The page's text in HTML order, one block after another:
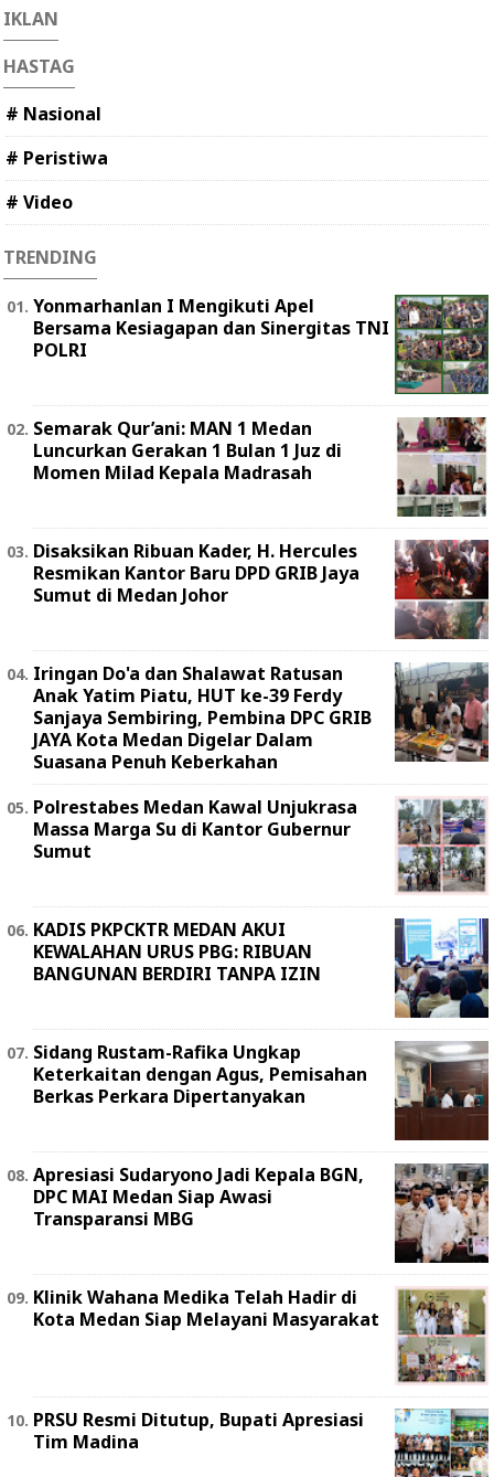
IKLAN
HASTAG
# Nasional
# Peristiwa
# Video
TRENDING
Yonmarhanlan I Mengikuti Apel
Bersama Kesiagapan dan Sinergitas TNI
POLRI
Semarak Qur’ani: MAN 1 Medan
Luncurkan Gerakan 1 Bulan 1 Juz di
Momen Milad Kepala Madrasah
Disaksikan Ribuan Kader, H. Hercules
Resmikan Kantor Baru DPD GRIB Jaya
Sumut di Medan Johor
Iringan Do'a dan Shalawat Ratusan
Anak Yatim Piatu, HUT ke-39 Ferdy
Sanjaya Sembiring, Pembina DPC GRIB
JAYA Kota Medan Digelar Dalam
Suasana Penuh Keberkahan
Polrestabes Medan Kawal Unjukrasa
Massa Marga Su di Kantor Gubernur
Sumut
KADIS PKPCKTR MEDAN AKUI
KEWALAHAN URUS PBG: RIBUAN
BANGUNAN BERDIRI TANPA IZIN
Sidang Rustam-Rafika Ungkap
Keterkaitan dengan Agus, Pemisahan
Berkas Perkara Dipertanyakan
Apresiasi Sudaryono Jadi Kepala BGN,
DPC MAI Medan Siap Awasi
Transparansi MBG
Klinik Wahana Medika Telah Hadir di
Kota Medan Siap Melayani Masyarakat
PRSU Resmi Ditutup, Bupati Apresiasi
Tim Madina